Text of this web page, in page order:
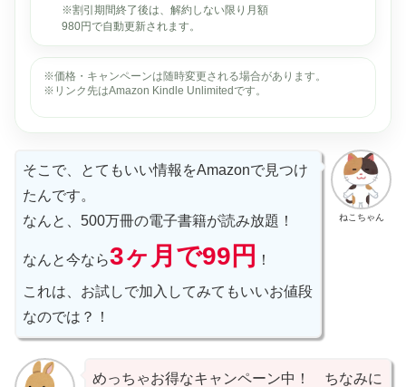
※割引期間終了後は、解約しない限り月額
980円で自動更新されます。
※価格・キャンペーンは随時変更される場合があります。
※リンク先はAmazon Kindle Unlimitedです。
ねこちゃん
そこで、とてもいい情報をAmazonで見つけ
たんです。
なんと、500万冊の電子書籍が読み放題！
なんと今なら3ヶ月で99円 ！
これは、お試しで加入してみてもいいお値段
なのでは？！
めっちゃお得なキャンペーン中！ ちなみに